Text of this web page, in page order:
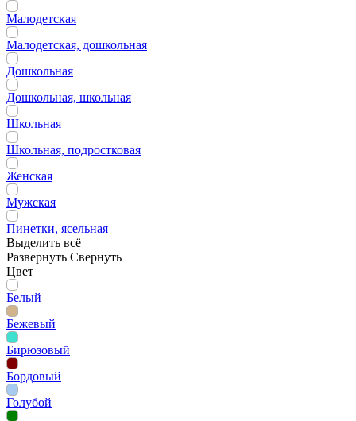
Малодетская
Малодетская, дошкольная
Дошкольная
Дошкольная, школьная
Школьная
Школьная, подростковая
Женская
Мужская
Пинетки, ясельная
Выделить всё
Развернуть Свернуть
Цвет
Белый
Бежевый
Бирюзовый
Бордовый
Голубой